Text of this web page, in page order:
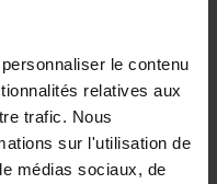
le contenu
relatives aux
trafic. Nous
sur l'utilisation de
médias sociaux, de
nouveau lieu
à la Pilaterie
: 772 m²
Blanc